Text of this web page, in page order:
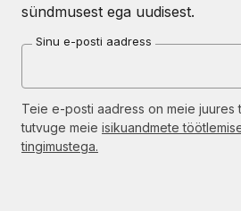
sündmusest ega uudisest.
Sinu e-posti aadress
Teie e-posti aadress on meie juures
tutvuge meie isikuandmete
tingimustega.